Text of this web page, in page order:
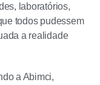
laboratórios,
todos pudessem
a realidade
a Abimci,